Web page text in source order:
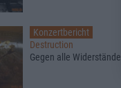
Konzertbericht
Destruction
Gegen alle Widerstände